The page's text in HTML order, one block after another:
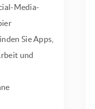
Media-
Sie Apps,
und